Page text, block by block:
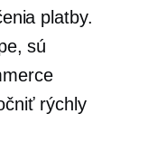
platby.
sú
rýchly